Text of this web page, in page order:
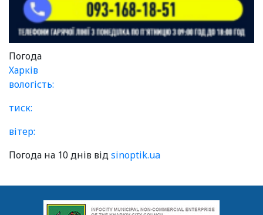
Погода
Харків
вологість:
тиск:
вітер:
Погода на 10 днів відsinoptik.ua